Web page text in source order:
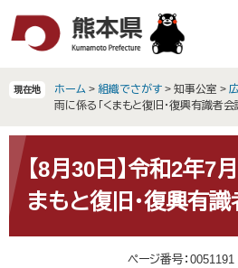
文
へ
現在地 ホーム > 組織でさがす > 知事公室 >
雨に係る「くまもと復旧・復興有識者会
文
【8月30日】令和2年7
まもと復旧・復興有識
ページ番号：0051191